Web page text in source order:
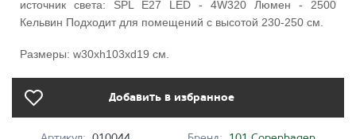
источник света: SPL E27 LED - 4W320 Люмен - 2500
Кельвин Подходит для помещений с высотой 230-250 см.
Размеры: w30xh103xd19 см.
Добавить в избранное